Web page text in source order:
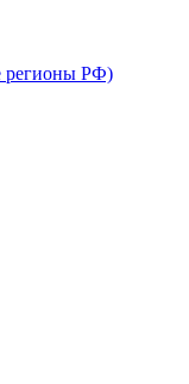
регионы РФ)